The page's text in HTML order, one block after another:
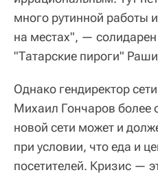
много рутинной работы
на местах", —
"Татарские пироги"
Однако гендиректор
Михаил Гончаров более
новой сети может и
при условии, что еда и
посетителей. Кризис —